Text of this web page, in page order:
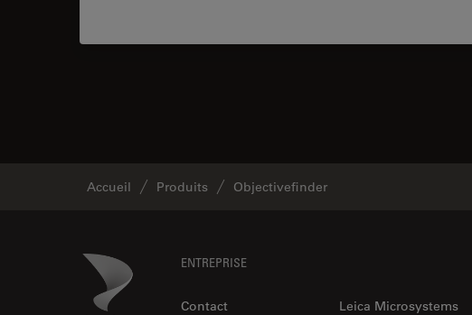
Accueil Produits Objectivefinder
Danaher Logo ENTREPRISE
Contact
Leica Microsystems